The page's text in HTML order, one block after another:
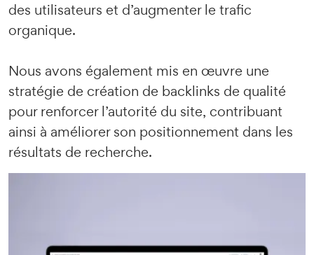
des utilisateurs et d’augmenter le trafic
organique.
Nous avons également mis en œuvre une
stratégie de création de backlinks de qualité
pour renforcer l’autorité du site, contribuant
ainsi à améliorer son positionnement dans les
résultats de recherche.